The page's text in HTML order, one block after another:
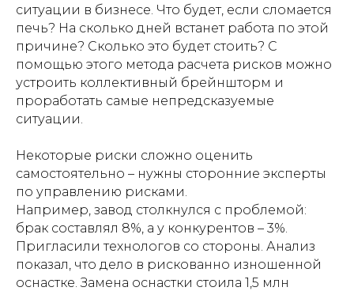
ситуации в бизнесе. Что будет, если сломается
печь? На сколько дней встанет работа по этой
причине? Сколько это будет стоить? С
помощью этого метода расчета рисков можно
устроить коллективный брейншторм и
проработать самые непредсказуемые
ситуации.
Некоторые риски сложно оценить
самостоятельно – нужны сторонние эксперты
по управлению рисками.
Например, завод столкнулся с проблемой:
брак составлял 8%, а у конкурентов – 3%.
Пригласили технологов со стороны. Анализ
показал, что дело в рискованно изношенной
оснастке. Замена оснастки стоила 1,5 млн